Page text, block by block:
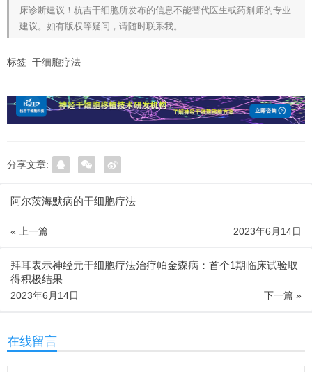
床诊断建议！杭吉干细胞所发布的信息不能替代医生或药剂师的专业
建议。如有版权等疑问，请随时联系我。
标签: 干细胞疗法
分享文章:
阿尔茨海默病的干细胞疗法
« 上一篇 2023年6月14日
拜耳表示神经元干细胞疗法治疗帕金森病：首个1期临床试验取
得积极结果
下一篇 »
2023年6月14日
在线留言